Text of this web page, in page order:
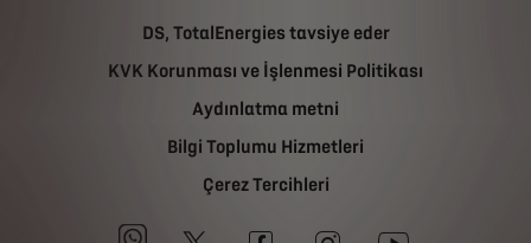
DS, TotalEnergies tavsiye eder
KVK Korunması ve İşlenmesi Politikası
Aydınlatma metni
Bilgi Toplumu Hizmetleri
Çerez Tercihleri